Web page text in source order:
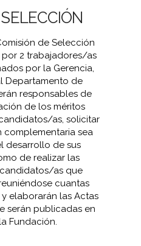
de Selección
2 trabajadores/as
por la Gerencia,
Departamento de
responsables de
de los méritos
as, solicitar
complementaria sea
desarrollo de sus
de realizar las
as que
cuantas
elaborarán las Actas
serán publicadas en
Fundación.